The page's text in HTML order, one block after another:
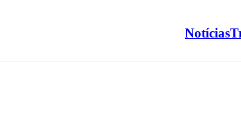
Notícias